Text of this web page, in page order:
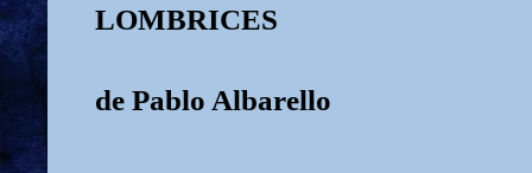
LOMBRICES
de Pablo Albarello